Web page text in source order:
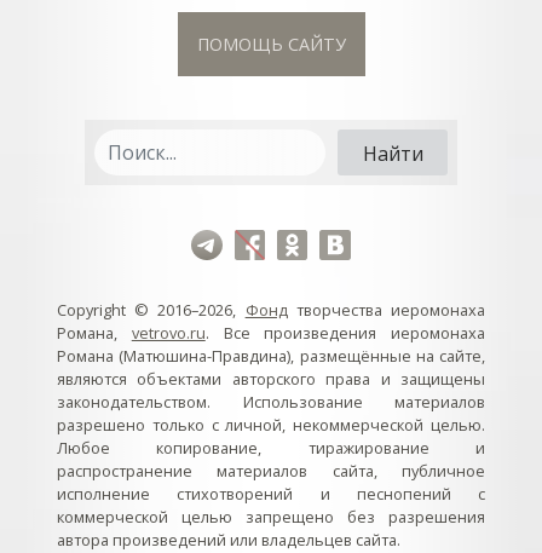
ПОМОЩЬ САЙТУ
Copyright © 2016–2026, Фондтворчества иеромонаха
Романа, vetrovo.ru. Все произведения иеромонаха
Романа (Матюшина-Правдина), размещённые на сайте,
являются объектами авторского права и защищены
законодательством. Использование материалов
разрешено только с личной, некоммерческой целью.
Любое копирование, тиражирование и
распространение материалов сайта, публичное
исполнение стихотворений и песнопений с
коммерческой целью запрещено без разрешения
автора произведений или владельцев сайта.